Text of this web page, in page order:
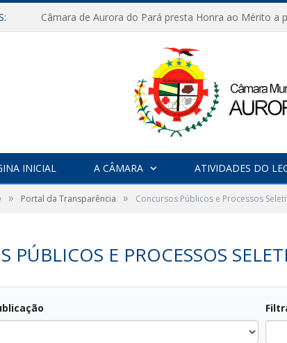
INICIAL A CÂMARA ATIVIDADES DO
» Portal da Transparência » Concursos Públicos e Processos
PÚBLICOS E PROCESSOS